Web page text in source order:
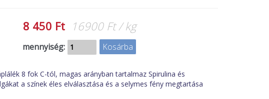
8 450 Ft 16900 Ft / kg
mennyiség:
8 fok C-tól, magas arányban tartalmaz Spirulina és
a színek éles elválasztása és a selymes fény megtartása